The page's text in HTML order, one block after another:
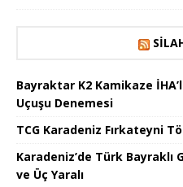
Bayraktar K2 Kamikaze
Uçuşu Denemesi
TCG Karadeniz Fırkateyni
Karadeniz’de Türk Bayraklı
ve Üç Yaralı